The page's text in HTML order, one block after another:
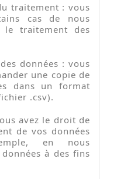
traitement : vous
cas de nous
le traitement des
données : vous
une copie de
dans un format
.csv).
avez le droit de
de vos données
en nous
à des fins